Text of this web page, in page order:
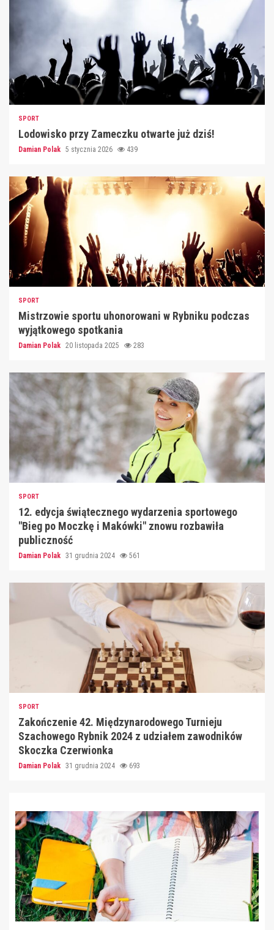
SPORT
Lodowisko przy Zameczku otwarte już dziś!
Damian Polak 5 stycznia 2026 439
SPORT
Mistrzowie sportu uhonorowani w Rybniku podczas
wyjątkowego spotkania
Damian Polak 20 listopada 2025 283
SPORT
12. edycja świątecznego wydarzenia sportowego
"Bieg po Moczkę i Makówki" znowu rozbawiła
publiczność
Damian Polak 31 grudnia 2024 561
SPORT
Zakończenie 42. Międzynarodowego Turnieju
Szachowego Rybnik 2024 z udziałem zawodników
Skoczka Czerwionka
Damian Polak 31 grudnia 2024 693